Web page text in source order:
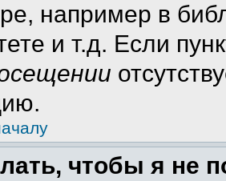
например в
и т.д. Если
чтобы я не